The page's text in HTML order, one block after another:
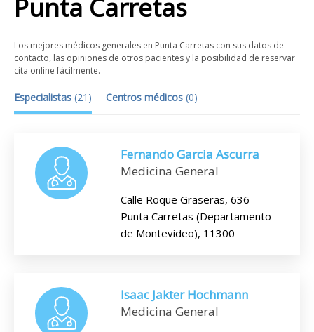
Punta Carretas
Los mejores médicos generales en Punta Carretas con sus datos de
contacto, las opiniones de otros pacientes y la posibilidad de reservar
cita online fácilmente.
Especialistas (21 ) Centros médicos (0)
Fernando Garcia Ascurra
Medicina General
Calle Roque Graseras, 636
Punta Carretas (Departamento
de Montevideo), 11300
Isaac Jakter Hochmann
Medicina General